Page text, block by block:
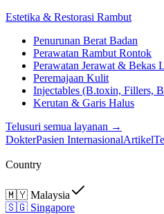
Estetika & Restorasi Rambut
Penurunan Berat Badan
Perawatan Rambut Rontok
Perawatan Jerawat & Bekas
Peremajaan Kulit
Injectables (B.toxin, Fillers,
Kerutan & Garis Halus
Telusuri semua layanan →
DokterPasien InternasionalArtikel
Country
🇲🇾 Malaysia
🇸🇬 Singapore